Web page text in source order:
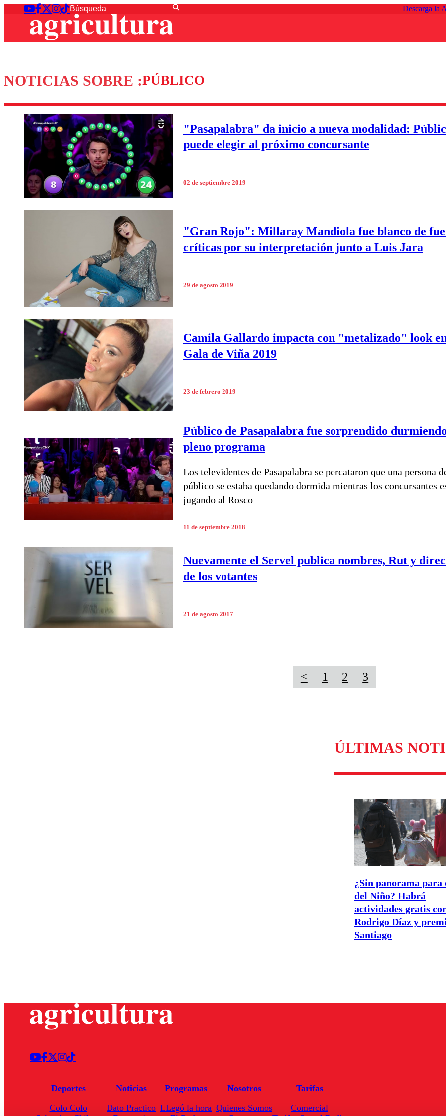
Descarga la
NOTICIAS SOBRE :PÚBLICO
"Pasapalabra" da inicio a nueva modalidad:
puede elegir al próximo concursante
02 de septiembre 2019
"Gran Rojo": Millaray Mandiola fue blanco de
críticas por su interpretación junto a Luis Jara
29 de agosto 2019
Camila Gallardo impacta con "metalizado" look
Gala de Viña 2019
23 de febrero 2019
Público de Pasapalabra fue sorprendido
pleno programa
Los televidentes de Pasapalabra se percataron que una persona
público se estaba quedando dormida mientras los concursantes
jugando al Rosco
11 de septiembre 2018
Nuevamente el Servel publica nombres, Rut y
de los votantes
21 de agosto 2017
< 1 2 3
ÚLTIMAS
¿Sin panorama para
del Niño? Habrá
actividades gratis
Rodrigo Díaz y
Santiago
Deportes
Colo Colo
Noticias
Dato Practico
Programas
LLegó la hora
Nosotros
Quienes Somos
Tarifas
Comercial